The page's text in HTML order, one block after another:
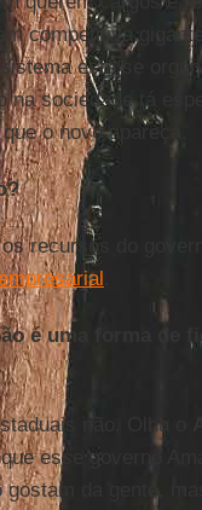
competitiva
está se
na sociedade tá
o novo apareça.
os recursos do
é uma forma de
não. Olha o
esse governo
da gente,